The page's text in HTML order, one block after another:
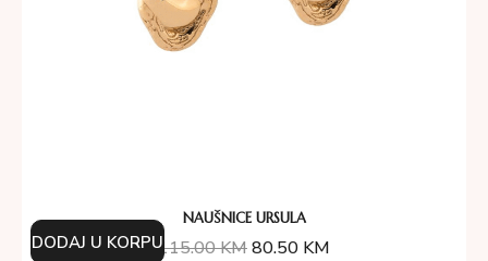
NAUŠNICE URSULA
115.00KM80.50 KM
DODAJ U KORPU